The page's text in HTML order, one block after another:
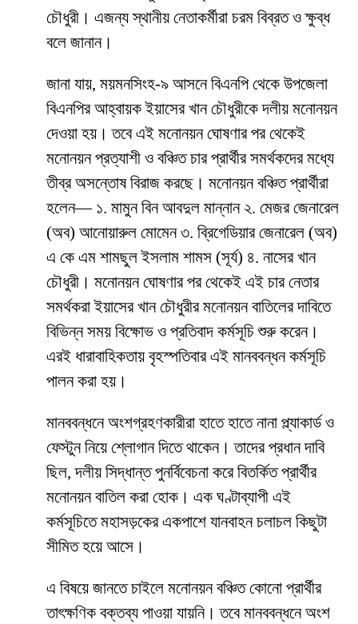
চৌধুরী। এজন্য স্থানীয় নেতাকর্মীরা চরম বিব্রত ও ক্ষুব্ধ
বলে জানান।
জানা যায়, ময়মনসিংহ-৯ আসনে বিএনপি থেকে উপজেলা
বিএনপির আহ্বায়ক ইয়াসের খান চৌধুরীকে দলীয় মনোনয়ন
দেওয়া হয়। তবে এই মনোনয়ন ঘোষণার পর থেকেই
মনোনয়ন প্রত্যাশী ও বঞ্চিত চার প্রার্থীর সমর্থকদের মধ্যে
তীব্র অসন্তোষ বিরাজ করছে। মনোনয়ন বঞ্চিত প্রার্থীরা
হলেন— ১. মামুন বিন আবদুল মান্নান ২. মেজর জেনারেল
(অব) আনোয়ারুল মোমেন ৩. ব্রিগেডিয়ার জেনারেল (অব)
এ কে এম শামছুল ইসলাম শামস (সূর্য) ৪. নাসের খান
চৌধুরী। মনোনয়ন ঘোষণার পর থেকেই এই চার নেতার
সমর্থকরা ইয়াসের খান চৌধুরীর মনোনয়ন বাতিলের দাবিতে
বিভিন্ন সময় বিক্ষোভ ও প্রতিবাদ কর্মসূচি শুরু করেন।
এরই ধারাবাহিকতায় বৃহস্পতিবার এই মানববন্ধন কর্মসূচি
পালন করা হয়।
মানববন্ধনে অংশগ্রহণকারীরা হাতে হাতে নানা প্ল্যাকার্ড ও
ফেস্টুন নিয়ে শ্লোগান দিতে থাকেন। তাদের প্রধান দাবি
ছিল, দলীয় সিদ্ধান্ত পুনর্বিবেচনা করে বিতর্কিত প্রার্থীর
মনোনয়ন বাতিল করা হোক। এক ঘণ্টাব্যাপী এই
কর্মসূচিতে মহাসড়কের একপাশে যানবাহন চলাচল কিছুটা
সীমিত হয়ে আসে।
এ বিষয়ে জানতে চাইলে মনোনয়ন বঞ্চিত কোনো প্রার্থীর
তাৎক্ষণিক বক্তব্য পাওয়া যায়নি। তবে মানববন্ধনে অংশ